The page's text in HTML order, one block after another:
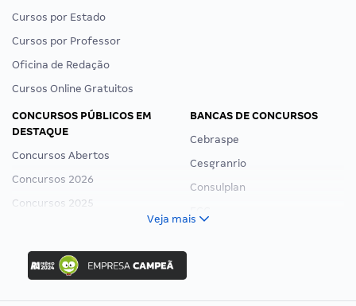
Cursos por Estado
Cursos por Professor
Oficina de Redação
Cursos Online Gratuitos
CONCURSOS PÚBLICOS EM
DESTAQUE
Concursos Abertos
Concursos 2026
Concursos 2025
Concurso Ibama
Concurso MPU
Editais publicados
BANCAS DE CONCURSOS
Cebraspe
Cesgranrio
Consulplan
Veja mais